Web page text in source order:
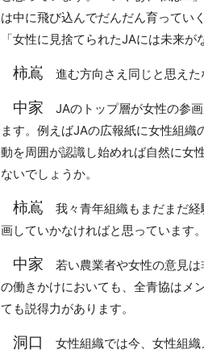
は中に飛び込んでだんだん育ってい
「女性に見捨てられたJAには未来が
柿嶌 進む方向さえ同じと思えた
中家 JAのトップ層が女性の参
ます。例えばJAの広報紙に女性組
動を周囲が認識し始めれば自然に女
ないでしょうか。
柿嶌 我々青年組織もまだまだ経
画していかなければと思っています。
中家 若い農業者や女性の意見は
の働きかけにおいても、全青協はメ
ても説得力があります。
洞口
女性組織では今、女性組織